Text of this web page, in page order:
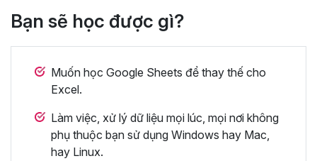
Bạn sẽ học được gì?
Muốn học Google Sheets để thay thế cho
Excel.
Làm việc, xử lý dữ liệu mọi lúc, mọi nơi không
phụ thuộc bạn sử dụng Windows hay Mac,
hay Linux.